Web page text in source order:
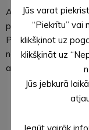
Ar saistošajiem
piešķiršanu, var
Pašvaldība/
noteikumiem ir
aizpildāmās
Jūs varat
“Piekrītu” vai
klikšķinot uz
klikšķināt uz
Jūs jebkurā